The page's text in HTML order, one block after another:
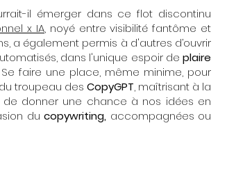
il émerger dans ce flot discontinu
x IA, noyé entre visibilité fantôme et
a également permis à d'autres d’ouvrir
dans l'unique espoir de plaire
faire une place, même minime, pour
troupeau des CopyGPT, maîtrisant à la
donner une chance à nos idées en
ducopywriting, accompagnées ou